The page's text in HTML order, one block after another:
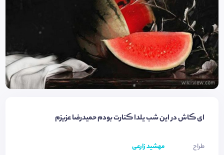
ای ڪاش در این شب یلدا ڪنارت بودم حمیدرضا عزیزم
طراح مهشید زارعی